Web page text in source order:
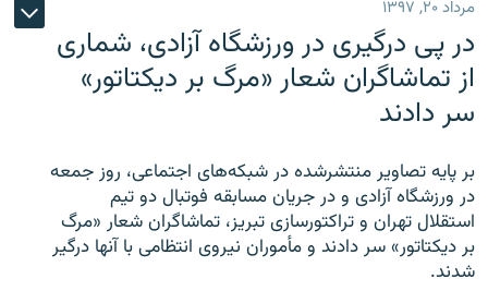
مرداد ۲۰, ۱۳۹۷
در پی درگیری در ورزشگاه آزادی، شماری
از تماشاگران شعار «مرگ بر دیکتاتور»
سر دادند
بر پایه تصاویر منتشرشده در شبکه‌های اجتماعی، روز جمعه
در ورزشگاه آزادی و در جریان مسابقه فوتبال دو تیم
استقلال تهران و تراکتورسازی تبریز، تماشاگران شعار «مرگ
بر دیکتاتور» سر دادند و مأموران نیروی انتظامی با آنها درگیر
شدند.